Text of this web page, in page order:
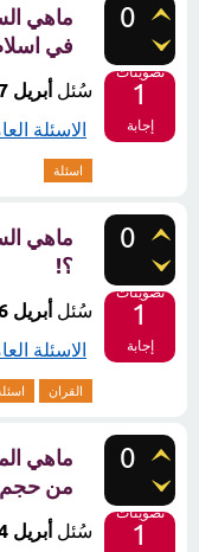
0
تصويتات
1
إجابة
ماهي
في
سُئل أبريل 7، 2020
الاسئلة
اسئلة
0
تصويتات
1
إجابة
ماهي
؟!
سُئل أبريل 6، 2020
الاسئلة
القران
0
تصويتات
1
من حجم
سُئل أبريل 4، 2020